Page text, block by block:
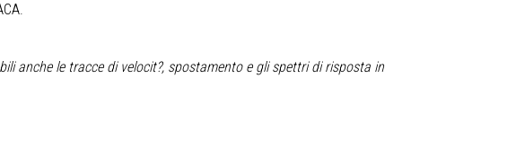
.
anche le tracce di velocit?, spostamento e gli spettri di risposta in